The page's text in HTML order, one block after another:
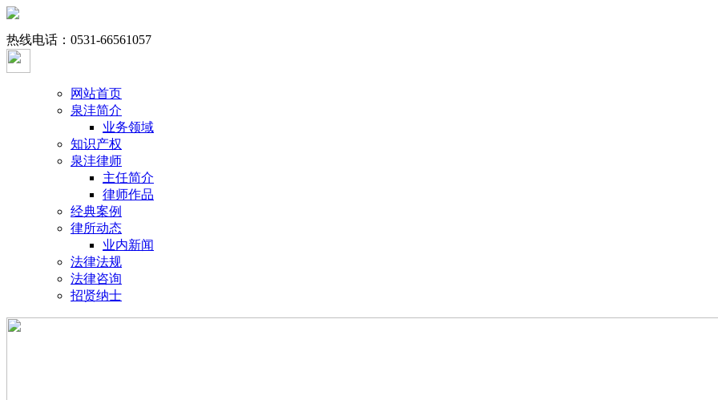
热线电话： 0531-66561057
网站首页
泉沣简介
业务领域
知识产权
泉沣律师
主任简介
律师作品
经典案例
律所动态
业内新闻
法律法规
法律咨询
招贤纳士